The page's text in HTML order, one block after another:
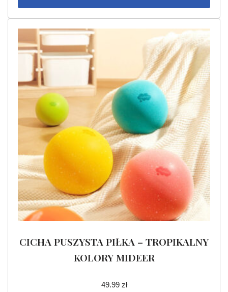
CICHA PUSZYSTA PIŁKA – TROPIKALNY
KOLORY MIDEER
49.99 zł